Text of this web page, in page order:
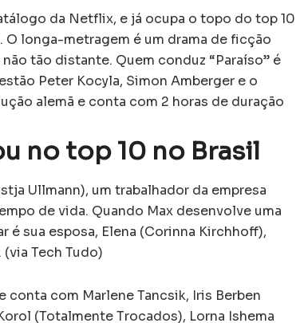
da Netflix, e já ocupa o topo do top 10
longa-metragem é um drama de ficção
tão distante. Quem conduz “Paraíso” é
Peter Kocyla, Simon Amberger e o
alemã e conta com 2 horas de duração
no top 10 no Brasil
Ullmann), um trabalhador da empresa
de vida. Quando Max desenvolve uma
é sua esposa, Elena (Corinna Kirchhoff),
Tech Tudo)
com Marlene Tancsik, Iris Berben
(Totalmente Trocados), Lorna Ishema